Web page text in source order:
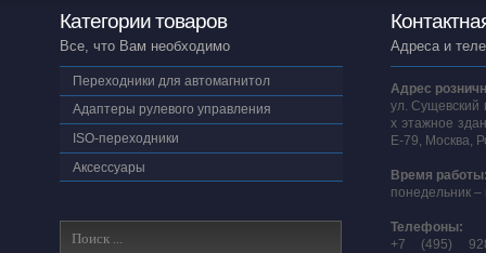
Категории товаров
Все, что Вам необходимо
Переходники для автомагнитол
Адаптеры рулевого управления
ISO-переходники
Аксессуары
Адреса и
Адрес
ул. Сущевский
х этажное
E-79, Москва,
Время
понедельник –
Телефоны:
+7 (495)